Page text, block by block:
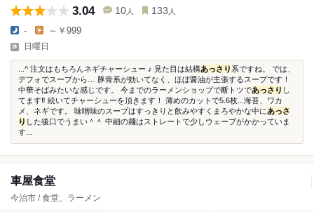
3.04 10 人 133 人
- ～￥999
日曜日
...^ 注文はもちろんネギチャーシュー ♪ 見た目は結構あっさり 系ですね。 では、
デフォでスープから… 豚骨系が効いてなく、ほぼ醤油が主張するスープです！
中華そばみたいな感じです。 今までのラーメンショップで断トツであっさり し
てます‼︎ 続いてチャーシューを頂きます！ 薄めのカットで5.6枚...海苔、ワカ
メ、ネギです。 味噌味のスープはすっきりと飲みやすくまろやかな中にあっさ
り した後口でうまい＾＾ 中細の麺はストレートで少しウェーブがかかっていま
す...
車屋食堂
今治市 / 食堂、ラーメン